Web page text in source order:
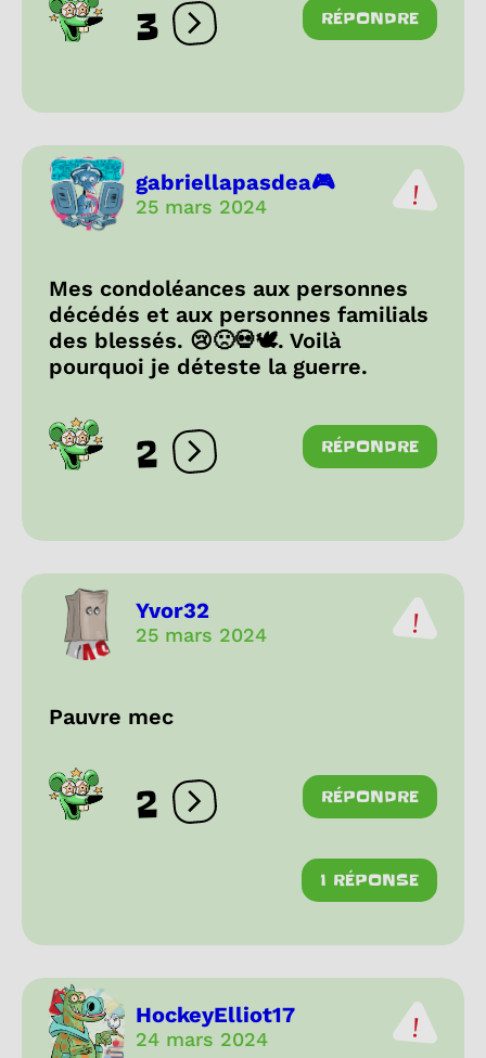
3 Ouvrir les réactions
RÉPONDRE
gabriellapasdea🎮
25 mars 2024
Mes condoléances aux personnes
décédés et aux personnes familials
des blessés. 😢🙁💀🕊. Voilà
pourquoi je déteste la guerre.
2 Ouvrir les réactions
RÉPONDRE
Yvor32
25 mars 2024
Pauvre mec
2 Ouvrir les réactions
RÉPONDRE
1 RÉPONSE
HockeyElliot17
24 mars 2024